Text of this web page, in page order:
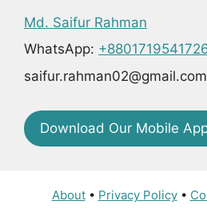
Md. Saifur Rahman
WhatsApp:
saifur.rahman02@gmail.com
Download Our Mobile
About• Privacy Policy•